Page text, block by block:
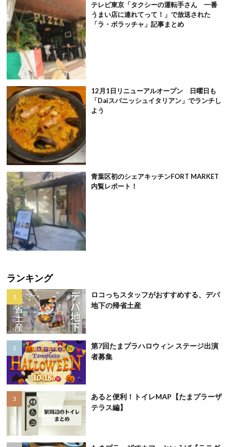
テレビ東京「タクシーの運転手さん 一番
うまい店に連れてって！」で放送された
「ラ・ボラッチャ」記事まとめ
12月1日リニューアルオープン 日曜日も
「Daiスパニッシュイタリアン」でランチし
よう
青葉区初のシェアキッチンFORT MARKET
内覧レポート！
ランキング
ロコっちスタッフがおすすめする、デパ
地下の帰省土産
第7回たまプラハロウィン ステージ出演
者募集
あると便利！トイレMAP【たまプラーザ
テラス編】